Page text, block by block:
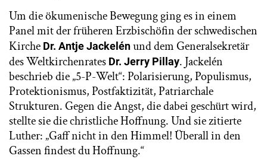
Um die ökumenische Bewegung ging es in einem
Panel mit der früheren Erzbischöfin der schwedischen
Kirche Dr. Antje Jackelénund dem Generalsekretär
des Weltkirchenrates Dr. Jerry Pillay. Jackelén
beschrieb die „5-P-Welt“: Polarisierung, Populismus,
Protektionismus, Postfaktizität, Patriarchale
Strukturen. Gegen die Angst, die dabei geschürt wird,
stellte sie die christliche Hoffnung. Und sie zitierte
Luther: „Gaff nicht in den Himmel! Überall in den
Gassen findest du Hoffnung.“